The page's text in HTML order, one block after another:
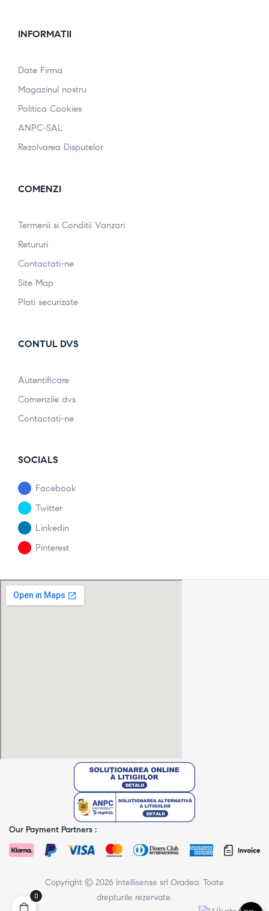
INFORMATII
Date Firma
Magazinul nostru
Politica Cookies
ANPC-SAL
Rezolvarea Disputelor
COMENZI
Termenii si Conditii Vanzari
Retururi
Contactati-ne
Site Map
Plati securizate
CONTUL DVS
Autentificare
Comenzile dvs
Contactati-ne
SOCIALS
Facebook
Twitter
Linkedin
Pinterest
Our Payment Partners :
Copyright © 2026 Intellisense srl Oradea. Toate
drepturile rezervate.
0